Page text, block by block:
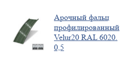
Арочный фальц
профилированный
Velur20 RAL 6020.
0,5